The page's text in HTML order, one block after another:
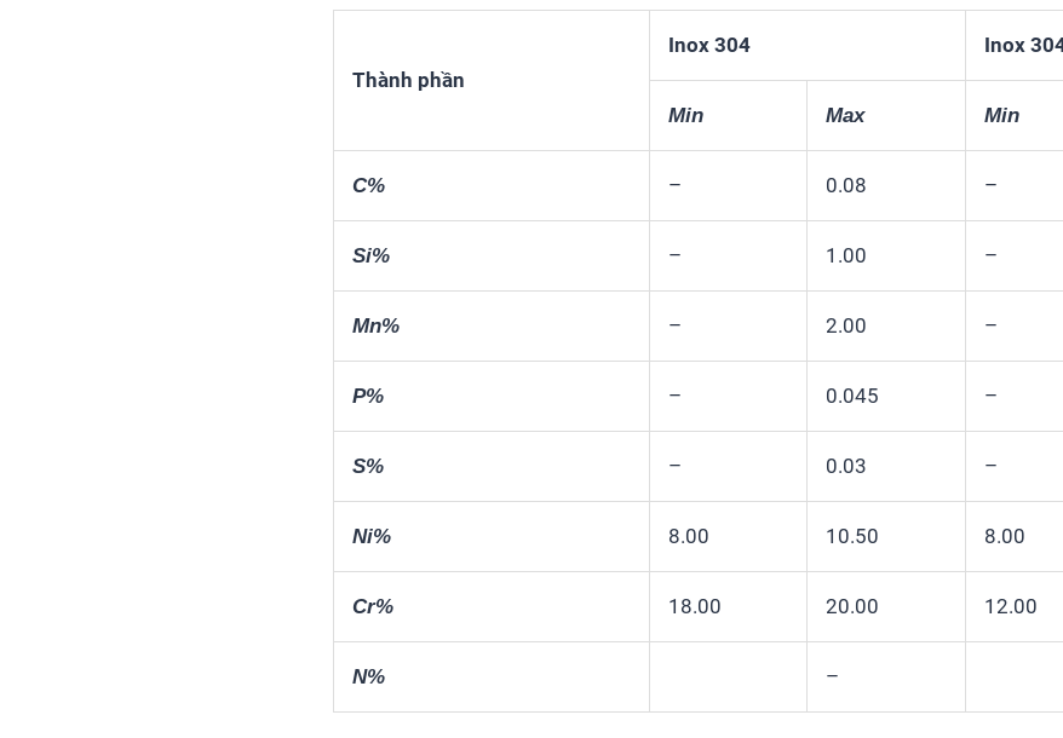
Thành phần
Inox 304 Inox
Min Max Min
C% – 0.08 –
Si% – 1.00 –
Mn% – 2.00 –
P% – 0.045 –
S% – 0.03 –
Ni% 8.00 10.50 8.00
Cr% 18.00 20.00 12.00
N% –